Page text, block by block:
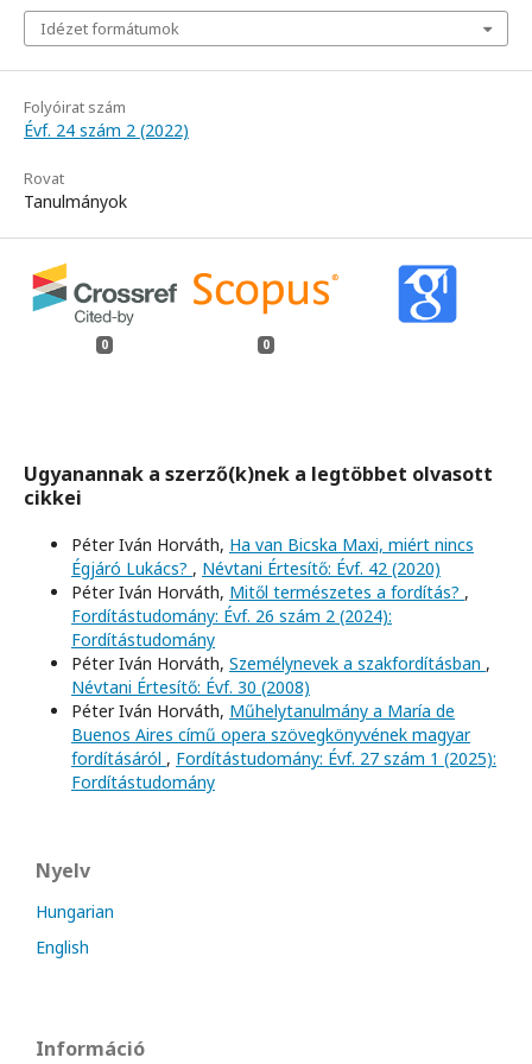
Idézet formátumok
Folyóirat szám
Évf. 24 szám 2 (2022)
Rovat
Tanulmányok
0 0
Ugyanannak a szerző(k)nek a legtöbbet olvasott
cikkei
Péter Iván Horváth, Ha van Bicska Maxi, miért nincs
Égjáró Lukács? , Névtani Értesítő: Évf. 42 (2020)
Péter Iván Horváth, Mitől természetes a fordítás? ,
Fordítástudomány: Évf. 26 szám 2 (2024):
Fordítástudomány
Péter Iván Horváth, Személynevek a szakfordításban ,
Névtani Értesítő: Évf. 30 (2008)
Péter Iván Horváth, Műhelytanulmány a María de
Buenos Aires című opera szövegkönyvének magyar
fordításáról , Fordítástudomány: Évf. 27 szám 1 (2025):
Fordítástudomány
Nyelv
Hungarian
English
Információ